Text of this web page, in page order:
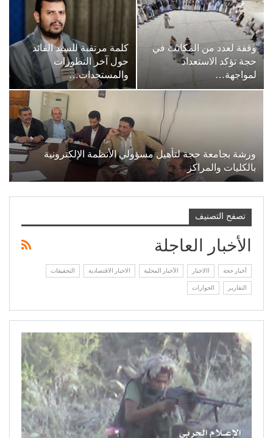
وقفة لعدد من المكاتب في
حجة تؤكد الاستعداد
لمواجهة…
كلمة مرتقبة للسيد القائد
حول آخر التطورات
والمستجدات…
ورشة بجامعة حجة لتأهيل مسؤولي الأنظمة الإلكترونية
بالكليات والمراكز
تصفح التصنيف
الأخبار العاجلة
أخبار حجة االاخبار الأخبار المحلية الاخبار الاقتصادية التحقيقات
التقارير الحوارات